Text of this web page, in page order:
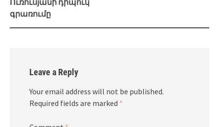
Ուռուսյանի դիպուկ
գրառումը
Leave a Reply
Your email address will not be published.
Required fields are marked *